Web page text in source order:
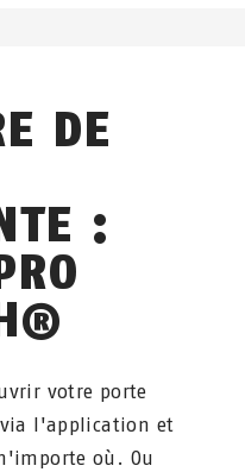
DE
:
votre porte
l'application et
où. Ou